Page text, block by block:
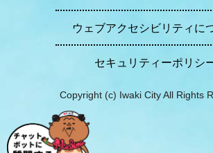
ウェブアクセシビリティに
セキュリティーポリシ
Copyright (c) Iwaki City All Rights